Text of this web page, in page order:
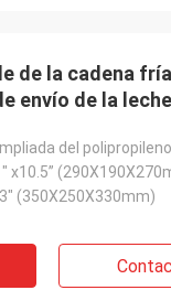
de la cadena
envío de la
del
" x10.5”
(350X250X330mm)